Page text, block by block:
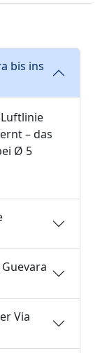
bis ins
Luftlinie
– das
Ø 5
Via